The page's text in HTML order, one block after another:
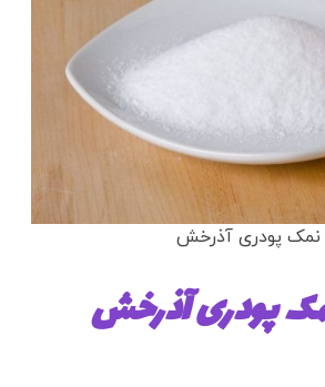
نمک پودری آذرخش
پودری آذرخش